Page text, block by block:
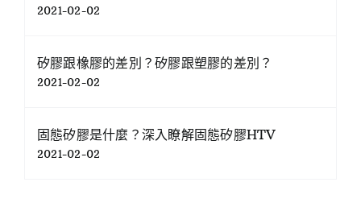
2021-02-02
矽膠跟橡膠的差別？矽膠跟塑膠的差別？
2021-02-02
固態矽膠是什麼？深入瞭解固態矽膠HTV
2021-02-02